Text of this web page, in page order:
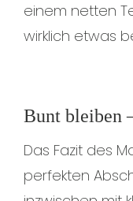
einem netten
wirklich etwas
Bunt bleiben
Das Fazit des
perfekten